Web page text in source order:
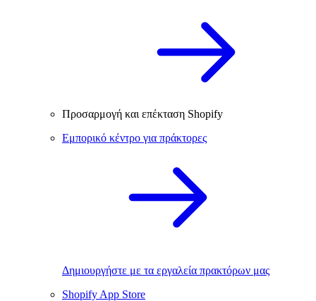
Προσαρμογή και επέκταση Shopify
Εμπορικό κέντρο για πράκτορες
Δημιουργήστε με τα εργαλεία πρακτόρων μας
Shopify App Store